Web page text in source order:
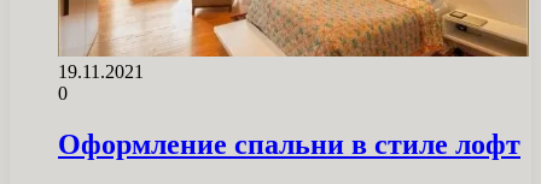
19.11.2021
0
Оформление спальни в стиле лофт